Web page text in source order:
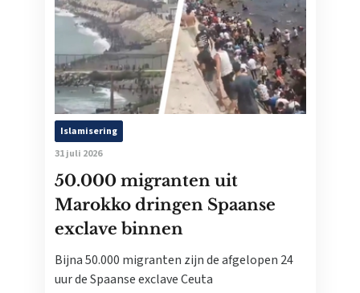
Islamisering
31 juli 2026
50.000 migranten uit
Marokko dringen Spaanse
exclave binnen
Bijna 50.000 migranten zijn de afgelopen 24
uur de Spaanse exclave Ceuta